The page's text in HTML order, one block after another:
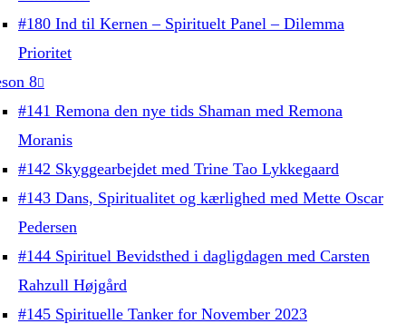
#180 Ind til Kernen – Spirituelt Panel – Dilemma
Prioritet
8
#141 Remona den nye tids Shaman med Remona
Moranis
#142 Skyggearbejdet med Trine Tao Lykkegaard
#143 Dans, Spiritualitet og kærlighed med Mette Oscar
Pedersen
#144 Spirituel Bevidsthed i dagligdagen med Carsten
Rahzull Højgård
#145 Spirituelle Tanker for November 2023